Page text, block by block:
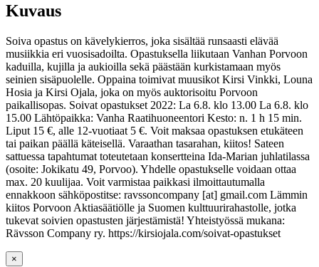
Kuvaus
Soiva opastus on kävelykierros, joka sisältää runsaasti elävää
musiikkia eri vuosisadoilta. Opastuksella liikutaan Vanhan Porvoon
kaduilla, kujilla ja aukioilla sekä päästään kurkistamaan myös
seinien sisäpuolelle. Oppaina toimivat muusikot Kirsi Vinkki, Louna
Hosia ja Kirsi Ojala, joka on myös auktorisoitu Porvoon
paikallisopas. Soivat opastukset 2022: La 6.8. klo 13.00 La 6.8. klo
15.00 Lähtöpaikka: Vanha Raatihuoneentori Kesto: n. 1 h 15 min.
Liput 15 €, alle 12-vuotiaat 5 €. Voit maksaa opastuksen etukäteen
tai paikan päällä käteisellä. Varaathan tasarahan, kiitos! Sateen
sattuessa tapahtumat toteutetaan konsertteina Ida-Marian juhlatilassa
(osoite: Jokikatu 49, Porvoo). Yhdelle opastukselle voidaan ottaa
max. 20 kuulijaa. Voit varmistaa paikkasi ilmoittautumalla
ennakkoon sähköpostitse: ravssoncompany [at] gmail.com Lämmin
kiitos Porvoon Aktiasäätiölle ja Suomen kulttuurirahastolle, jotka
tukevat soivien opastusten järjestämistä! Yhteistyössä mukana:
Rävsson Company ry. https://kirsiojala.com/soivat-opastukset
×